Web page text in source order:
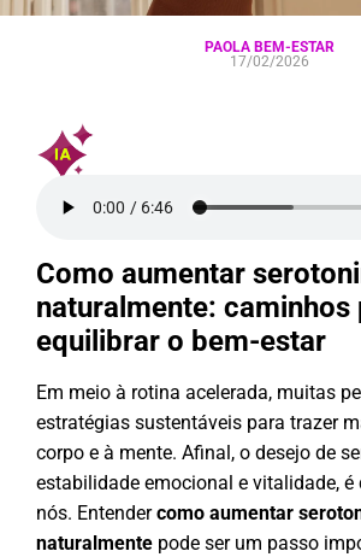
PAOLA BEM-ESTAR
17/02/2026
Como aumentar
naturalmente: caminhos
equilibrar o bem-estar
Em meio à rotina acelerada, muitas
estratégias sustentáveis para trazer
corpo e à mente. Afinal, o desejo de
estabilidade emocional e vitalidade,
nós. Entendercomo aumentar
naturalmente pode ser um passo